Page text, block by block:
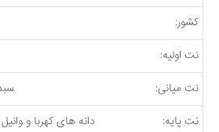
کشور:
نت اولیه:
نت میانی:
نت پایه:
دانه های کهربا و